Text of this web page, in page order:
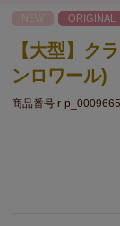
NEW ORIGINAL
【大型】ク
ンロワール)
商品番号 r-p_0009665